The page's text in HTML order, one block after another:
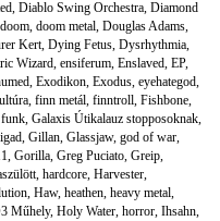
, Diablo Swing Orchestra, Diamond
doom, doom metal, Douglas Adams,
Kert, Dying Fetus, Dysrhythmia,
Wizard, ensiferum, Enslaved, EP,
, Exodikon, Exodus, eyehategod,
, finn metál, finntroll, Fishbone,
funk, Galaxis Útikalauz stopposoknak,
, Gillan, Glassjaw, god of war,
, Gorilla, Greg Puciato, Greip,
, hardcore, Harvester,
, Haw, heathen, heavy metal,
Műhely, Holy Water, horror, Ihsahn,